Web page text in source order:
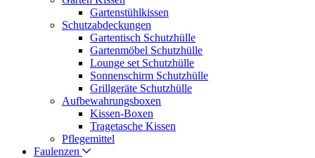
Gartenstühlkissen
Schutzabdeckungen
Gartentisch Schutzhülle
Gartenmöbel Schutzhülle
Lounge set Schutzhülle
Sonnenschirm Schutzhülle
Grillgeräte Schutzhülle
Aufbewahrungsboxen
Kissen-Boxen
Tragetasche Kissen
Pflegemittel
Faulenzen